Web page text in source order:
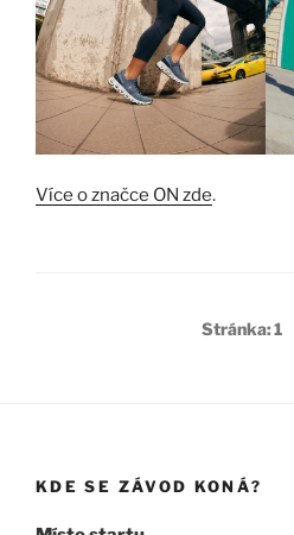
Více o značce ON zde.
Stránka:1
KDE SE ZÁVOD KONÁ?